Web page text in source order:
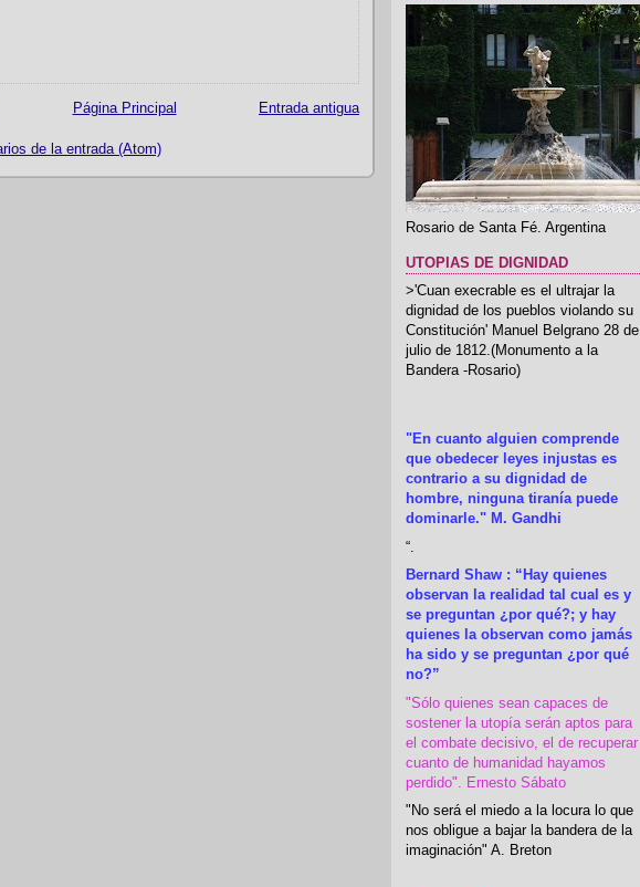
Entrada antigua
Página Principal
de la entrada (Atom)
Rosario de Santa Fé. Argentina
UTOPIAS DE DIGNIDAD
>'Cuan execrable es el ultrajar la
dignidad de los pueblos violando su
Constitución' Manuel Belgrano 28 de
julio de 1812.(Monumento a la
Bandera -Rosario)
"En cuanto alguien comprende
que obedecer leyes injustas es
contrario a su dignidad de
hombre, ninguna tiranía puede
dominarle." M. Gandhi
“
Bernard Shaw : “Hay quienes
observan la realidad tal cual es y
se preguntan ¿por qué?; y hay
quienes la observan como jamás
ha sido y se preguntan ¿por qué
no?”
"Sólo quienes sean capaces de
sostener la utopía serán aptos para
el combate decisivo, el de recuperar
cuanto de humanidad hayamos
perdido". Ernesto Sábato
"No será el miedo a la locura lo que
nos obligue a bajar la bandera de la
imaginación" A. Breton